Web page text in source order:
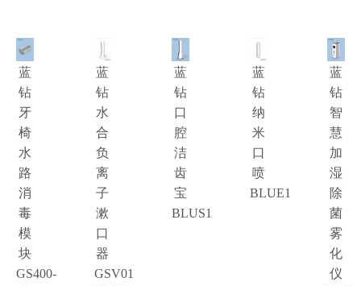
蓝
钻
牙
椅
水
路
消
毒
模
块
GS400-
蓝
钻
水
合
负
离
子
漱
口
器
GSV01
蓝
钻
口
腔
洁
齿
宝
BLUS1
蓝
钻
纳
米
口
喷
BLUE1
蓝
钻
智
慧
加
湿
除
菌
雾
化
仪